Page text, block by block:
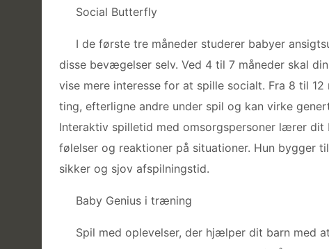
Social Butterfly
I de første tre måneder studerer babyer
disse bevægelser selv. Ved 4 til 7 måneder skal
vise mere interesse for at spille socialt. Fra 8 til
ting, efterligne andre under spil og kan virke
Interaktiv spilletid med omsorgspersoner lærer
følelser og reaktioner på situationer. Hun bygger
sikker og sjov afspilningstid.
Baby Genius i træning
Spil med oplevelser, der hjælper dit barn med